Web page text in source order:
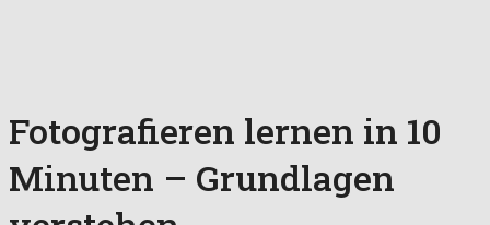
Fotografieren lernen in 10
Minuten – Grundlagen